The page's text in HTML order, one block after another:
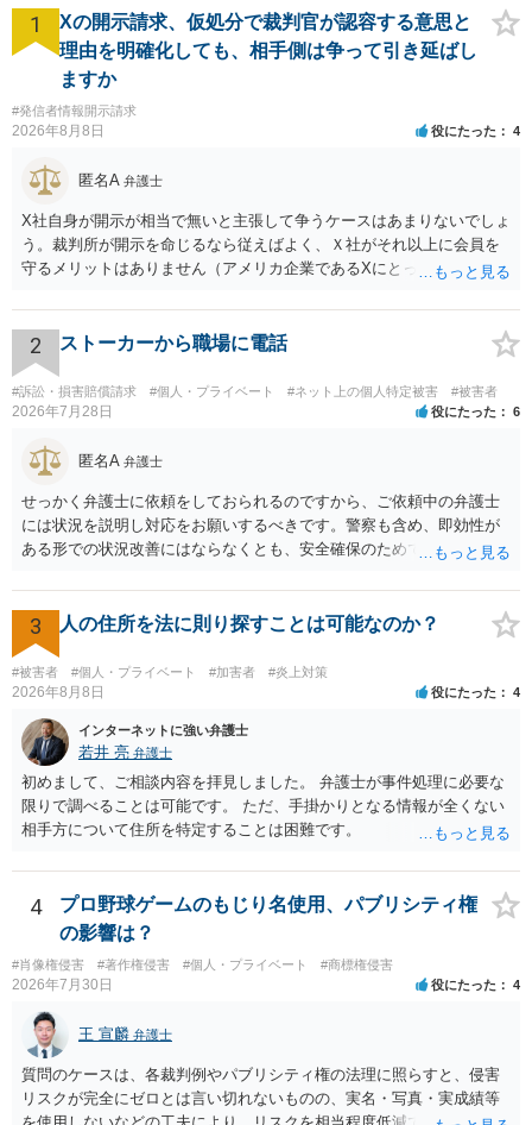
は言うだけで手続きもしない方が多いです。 仮に開示請求してその手
続きが進んだ場合、意見照会などの書面が来ますので、それらの書面
が来た段階で弁護士に相談や依頼をすればいいでしょう。
1
Xの開示請求、仮処分で裁判官が認容する意思と
理由を明確化しても、相手側は争って引き延ばし
ますか
#発信者情報開示請求
2026年8月8日 役にたった 4
匿名A 弁護士
X社自身が開示が相当で無いと主張して争うケースはあまりないでしょ
う。裁判所が開示を命じるなら従えばよく、Ｘ社がそれ以上に会員を
守るメリットはありません（アメリカ企業であるXにとって、日本の会
うかを争うよりも、「発信者情報の保有確認がまだできていない」な
どと言い訳して確認できるまで発令を引き伸ばす方で対応してくる方
が圧倒的に多いです（この作戦は必ずといっていいほど行ってきま
す）。
2 ストーカーから職場に電話
#訴訟・損害賠償請求 #個人・プライベート #ネット上の個人特定被害 #被害者
2026年7月28日 役にたった 6
匿名A 弁護士
せっかく弁護士に依頼をしておられるのですから、ご依頼中の弁護士
には状況を説明し対応をお願いするべきです。警察も含め、即効性が
ある形での状況改善にはならなくとも、安全確保のためできることは
3 人の住所を法に則り探すことは可能なのか？
#被害者 #個人・プライベート #加害者 #炎上対策
2026年8月8日 役にたった 4
インターネットに強い弁護士
若井 亮 弁護士
初めまして、ご相談内容を拝見しました。 弁護士が事件処理に必要な
限りで調べることは可能です。 ただ、手掛かりとなる情報が全くない
相手方について住所を特定することは困難です。
4
プロ野球ゲームのもじり名使用、パブリシティ権
の影響は？
#肖像権侵害 #著作権侵害 #個人・プライベート #商標権侵害
2026年7月30日 役にたった 4
王 宣麟 弁護士
質問のケースは、各裁判例やパブリシティ権の法理に照らすと、侵害
リスクが完全にゼロとは言い切れないものの、実名・写真・実成績等